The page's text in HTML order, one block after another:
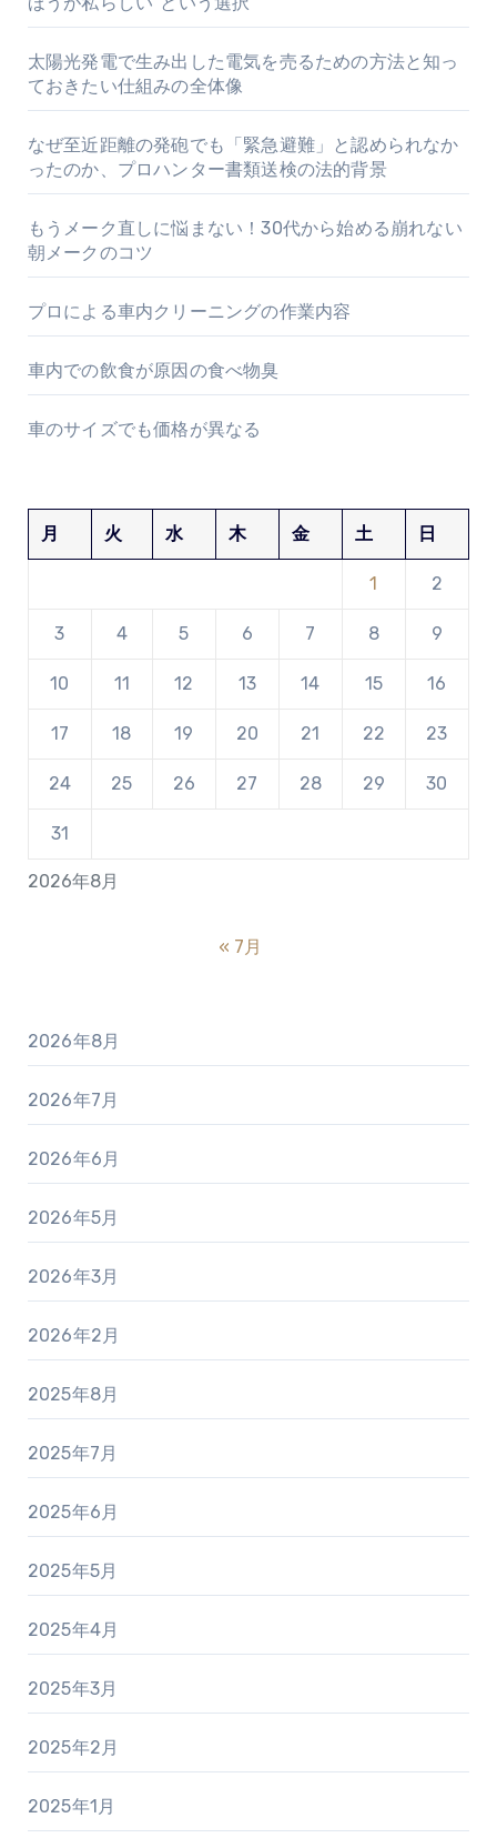
太陽光発電で生み出した電気を売るための方法と知っ
ておきたい仕組みの全体像
なぜ至近距離の発砲でも「緊急避難」と認められなか
ったのか、プロハンター書類送検の法的背景
もうメーク直しに悩まない！30代から始める崩れない
朝メークのコツ
プロによる車内クリーニングの作業内容
車内での飲食が原因の食べ物臭
車のサイズでも価格が異なる
2026年8月
月 火 水 木 金 土 日
1 2
3 4 5 6 7 8 9
10 11 12 13 14 15 16
17 18 19 20 21 22 23
24 25 26 27 28 29 30
31
« 7月
2026年8月
2026年7月
2026年6月
2026年5月
2026年3月
2026年2月
2025年8月
2025年7月
2025年6月
2025年5月
2025年4月
2025年3月
2025年2月
2025年1月